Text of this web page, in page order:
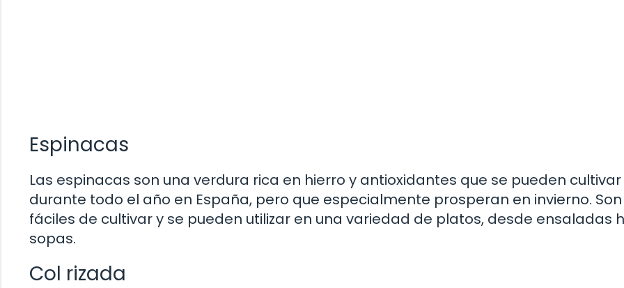
Espinacas
Las espinacas son una verdura rica en hierro y antioxidantes que se pueden cultivar
durante todo el año en España, pero que especialmente prosperan en invierno. Son
fáciles de cultivar y se pueden utilizar en una variedad de platos, desde ensaladas
sopas.
Col rizada